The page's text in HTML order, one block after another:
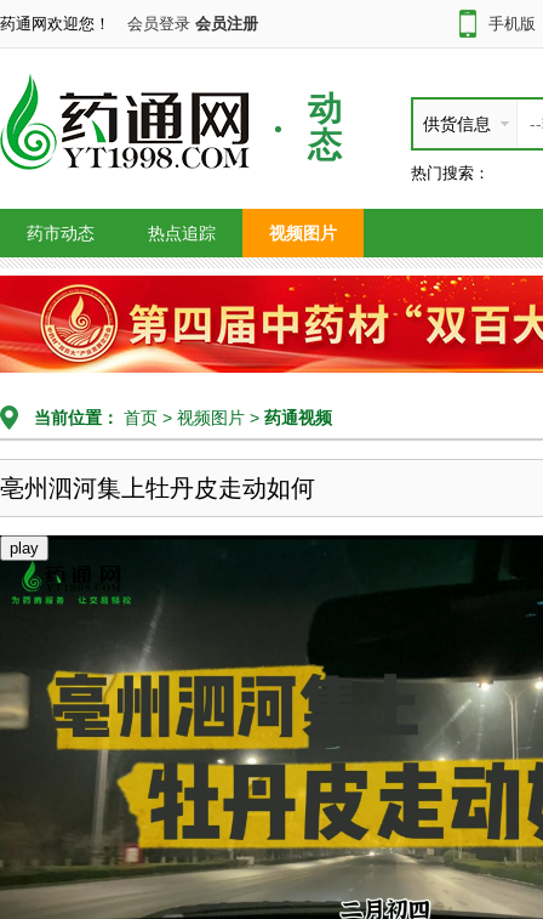
药通网欢迎您！ 会员登录 会员注册 手机版
动
态
供货信息
热门搜索：
药市动态 热点追踪 视频图片
当前位置： 首页 > 视频图片 > 药通视频
亳州泗河集上牡丹皮走动如何
play